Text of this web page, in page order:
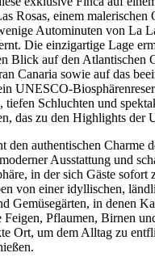
Rosas, einem malerischen
Autominuten von La
Die einzigartige Lage
Blick auf den Atlantischen
Canaria sowie auf das
UNESCO-
tiefen Schluchten und
das zu den Highlights der
den authentischen Charme
Ausstattung und
in der sich Gäste sofort
von einer idyllischen,
Gemüsegärten, in denen
Pflaumen, Birnen
Ort, um dem Alltag zu